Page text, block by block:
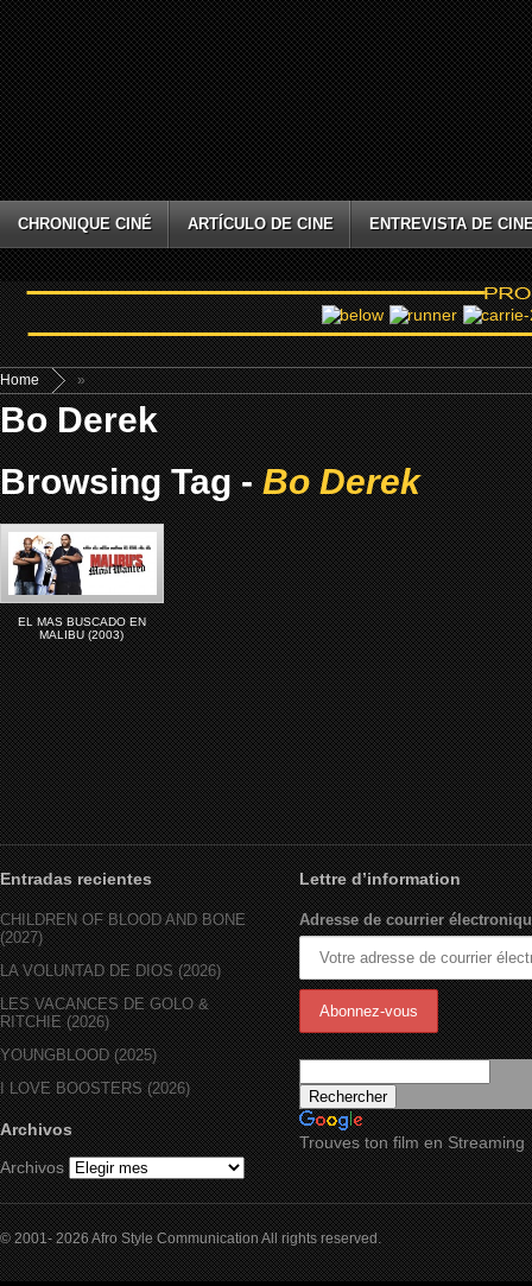
CHRONIQUE CINÉ ARTÍCULO DE CINE ENTREVISTA DE
Home »
Bo Derek
Browsing Tag -Bo Derek
EL MAS BUSCADO EN
MALIBU (2003)
Entradas recientes
CHILDREN OF BLOOD AND BONE
(2027)
LA VOLUNTAD DE DIOS (2026)
LES VACANCES DE GOLO &
RITCHIE (2026)
YOUNGBLOOD (2025)
I LOVE BOOSTERS (2026)
Archivos
Archivos
Lettre d’information
Adresse de courrier
Trouves ton film en Streaming
© 2001- 2026 Afro Style Communication All rights reserved.